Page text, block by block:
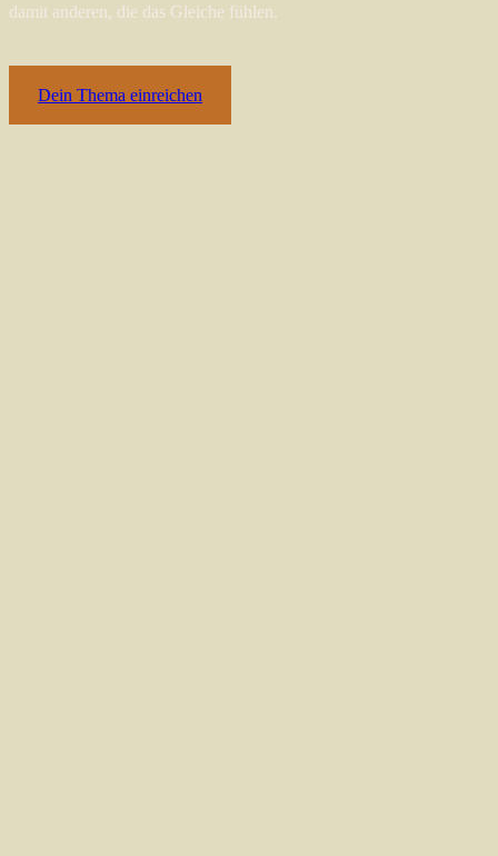
damit anderen, die das Gleiche fühlen.
Dein Thema einreichen